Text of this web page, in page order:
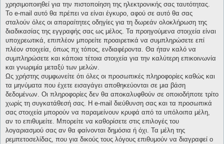
χρησιμοποιηθεί για την πιστοποίηση της ηλεκτρονικής σας ταυτότητας.
Το e-mail αυτό θα πρέπει να είναι έγκυρο, αφού σε αυτό θα σας
σταλούν όλες οι απαραίτητες οδηγίες για τη δωρεάν ολοκλήρωση της
διαδικασίας της εγγραφής σας ως μέλος. Τα προηγούμενα στοιχεία είναι
υποχρεωτικά, επιπλέον μπορείτε προαιρετικά να συμπληρώσετε επί
πλέον στοιχεία, όπως πχ τόπος, ενδιαφέροντα. Θα ήταν καλό να
συμπληρώσετε και κάποια τέτοια στοιχεία για την καλύτερη επικοινωνία
και γνωριμία μεταξύ των μελών.
Ως χρήστης συμφωνείτε ότι όλες οι προσωπικές πληροφορίες καθώς και
τα μηνύματα που έχετε εισαγάγει αποθηκεύονται σε μια βάση
δεδομένων. Οι πληροφορίες δεν θα αποκαλυφθούν σε οποιοδήποτε τρίτο
χωρίς τη συγκατάθεσή σας. Η e-mail διεύθυνση σας και τα προσωπικά
σας στοιχεία μπορούν να παραμείνουν κρυφά από τα υπόλοιπα μέλη,
αν το επιθυμείτε. Μπορείτε να καθορίσετε στις επιλογές του
λογαριασμού σας αν θα φαίνονται δημόσια ή όχι. Τα μέλη της
ρεμπετοσελίδας, που για δικούς τους λόγους επιθυμούν να διαγραφεί ο